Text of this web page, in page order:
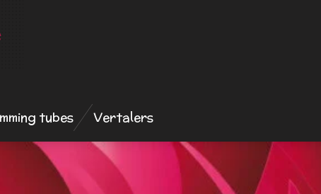
tubes Vertalers